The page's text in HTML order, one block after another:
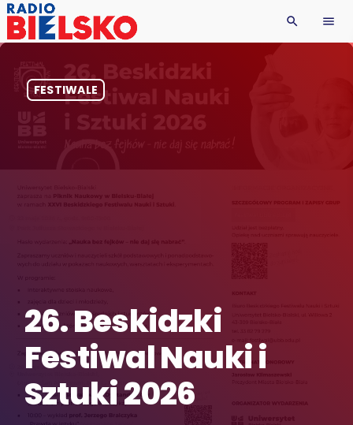
search menu
FESTIWALE
26. Beskidzki
Festiwal Nauki i
Sztuki 2026